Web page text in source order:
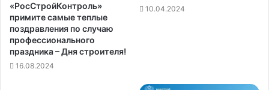
«РосСтройКонтроль»
примите самые теплые
поздравления по случаю
профессионального
праздника – Дня строителя!
16.08.2024
10.04.2024